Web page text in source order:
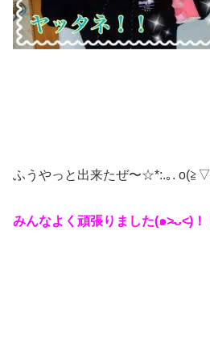
ふうやっと出来たぜ〜☆*:.｡.
みんなよく頑張りました(๑˃̵ᴗ˂̵)！